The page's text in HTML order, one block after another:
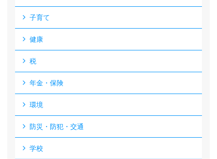
子育て
健康
税
年金・保険
環境
防災・防犯・交通
学校